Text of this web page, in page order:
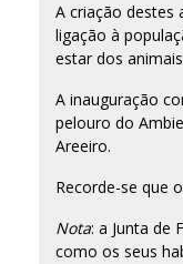
A criação destes
ligação à
estar dos
A inauguração
pelouro do
Areeiro.
Recorde-se que
Nota: a Junta de
como os seus